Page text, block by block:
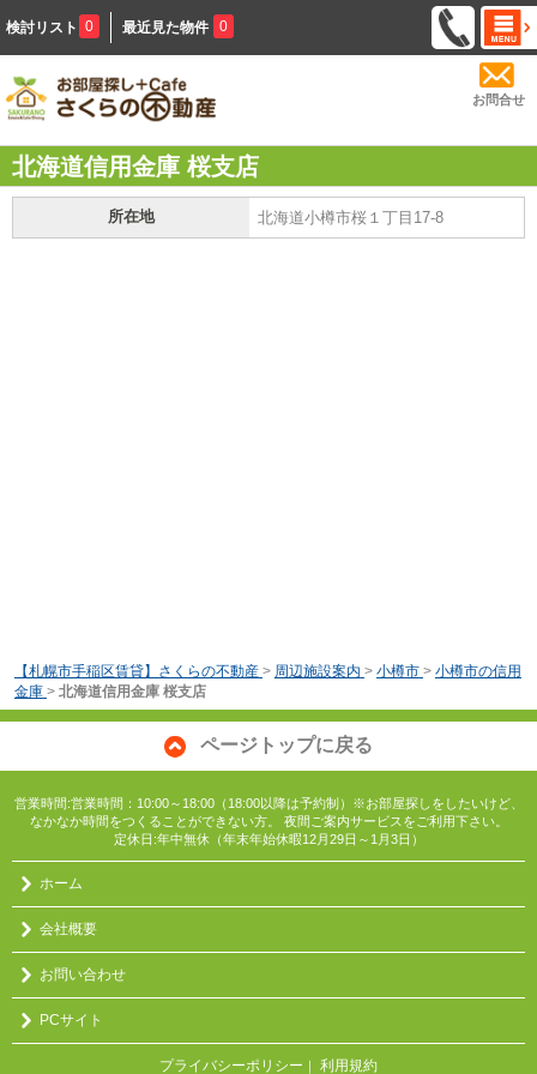
検討リスト 0 最近見た物件 0
お問合せ
北海道信用金庫 桜支店
所在地 北海道小樽市桜１丁目17-8
【札幌市手稲区賃貸】さくらの不動産 > 周辺施設案内 > 小樽市 > 小樽市の信用
金庫 > 北海道信用金庫 桜支店
ページトップに戻る
営業時間:営業時間：10:00～18:00（18:00以降は予約制）※お部屋探しをしたいけど、
なかなか時間をつくることができない方。 夜間ご案内サービスをご利用下さい。
定休日:年中無休（年末年始休暇12月29日～1月3日）
ホーム
会社概要
お問い合わせ
PCサイト
プライバシーポリシー ｜ 利用規約